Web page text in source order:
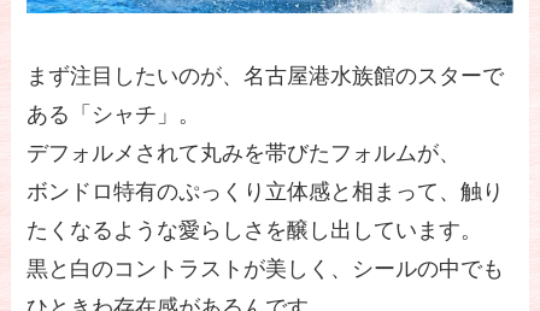
まず注目したいのが、名古屋港水族館のスターで
ある「シャチ」。
デフォルメされて丸みを帯びたフォルムが、
ボンドロ特有のぷっくり立体感と相まって、触り
たくなるような愛らしさを醸し出しています。
黒と白のコントラストが美しく、シールの中でも